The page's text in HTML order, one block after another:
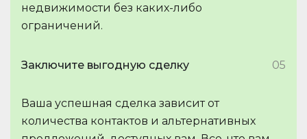
недвижимости без каких-либо
ограничений.
Заключите выгодную сделку 05
Ваша успешная сделка зависит от
количества контактов и альтернативных